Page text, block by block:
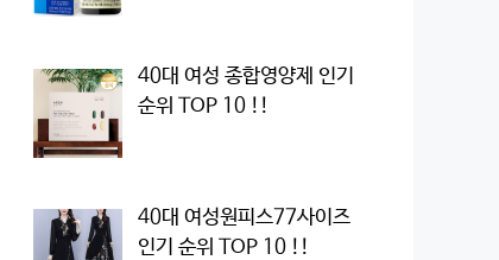
40대 여성 종합영양제 인기
순위 TOP 10 !!
40대 여성원피스77사이즈
인기 순위 TOP 10 !!